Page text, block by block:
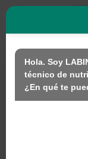
Nosotros
Productos
Hola. Soy
técnico de
¿En qué te